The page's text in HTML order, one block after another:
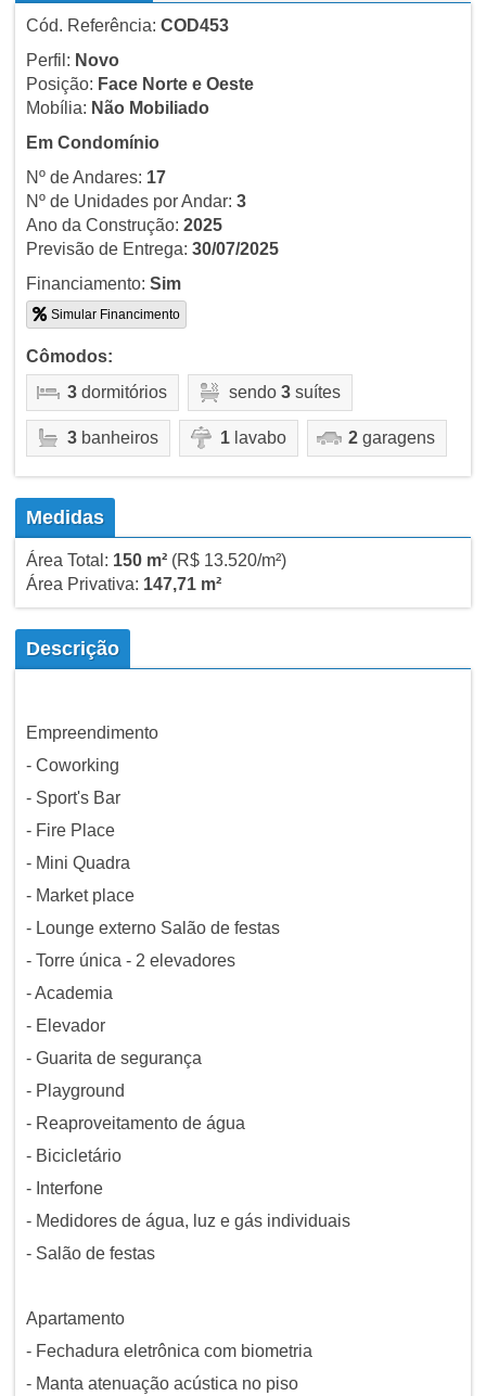
Cód. Referência: COD453
Perfil: Novo
Posição: Face Norte e Oeste
Mobília: Não Mobiliado
Em Condomínio
Nº de Andares: 17
Nº de Unidades por Andar: 3
Ano da Construção: 2025
Previsão de Entrega: 30/07/2025
Financiamento: Sim
Simular Financimento
Cômodos:
3dormitórios sendo 3suítes
3banheiros 1lavabo 2garagens
Medidas
Área Total: 150 m²(R$ 13.520/m²)
Área Privativa: 147,71 m²
Descrição
Empreendimento
- Coworking
- Sport's Bar
- Fire Place
- Mini Quadra
- Market place
- Lounge externo Salão de festas
- Torre única - 2 elevadores
- Academia
- Elevador
- Guarita de segurança
- Playground
- Reaproveitamento de água
- Bicicletário
- Interfone
- Medidores de água, luz e gás individuais
- Salão de festas
Apartamento
- Fechadura eletrônica com biometria
- Manta atenuação acústica no piso